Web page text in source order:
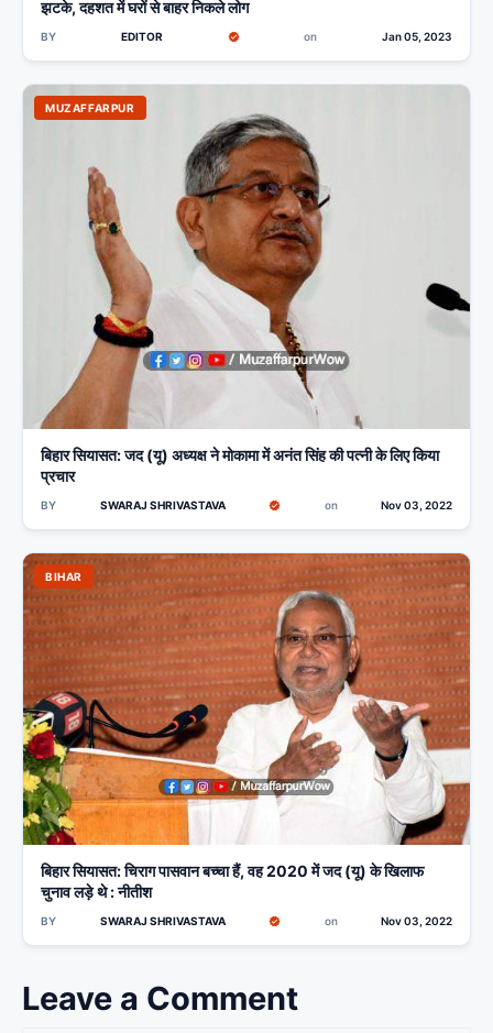
झटके, दहशत में घरों से बाहर निकले लोग
BY EDITOR on Jan 05, 2023
MUZAFFARPUR
बिहार सियासत: जद (यू) अध्यक्ष ने मोकामा में अनंत सिंह की पत्नी के लिए किया
प्रचार
BY SWARAJ SHRIVASTAVA on Nov 03, 2022
BIHAR
बिहार सियासत: चिराग पासवान बच्चा हैं, वह 2020 में जद (यू) के खिलाफ
चुनाव लड़े थे : नीतीश
BY SWARAJ SHRIVASTAVA on Nov 03, 2022
Leave a Comment